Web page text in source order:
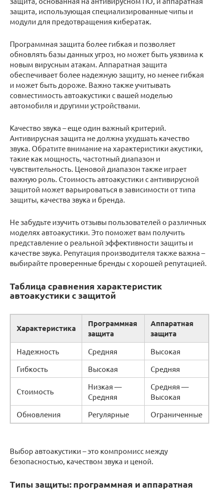
защита, использующая специализированные чипы и
модули для предотвращения кибератак.
Программная защита более гибкая и позволяет
обновлять базы данных угроз, но может быть уязвима к
новым вирусным атакам. Аппаратная защита
обеспечивает более надежную защиту, но менее гибкая
и может быть дороже. Важно также учитывать
совместимость автоакустики с вашей моделью
автомобиля и другими устройствами.
Качество звука – еще один важный критерий.
Антивирусная защита не должна ухудшать качество
звука. Обратите внимание на характеристики акустики,
такие как мощность, частотный диапазон и
чувствительность. Ценовой диапазон также играет
важную роль. Стоимость автоакустики с антивирусной
защитой может варьироваться в зависимости от типа
защиты, качества звука и бренда.
Не забудьте изучить отзывы пользователей о различных
моделях автоакустики. Это поможет вам получить
представление о реальной эффективности защиты и
качестве звука. Репутация производителя также важна –
выбирайте проверенные бренды с хорошей репутацией.
Таблица сравнения характеристик
автоакустики с защитой
Характеристика
Программная
защита
Аппаратная
защита
Надежность Средняя
Высокая
Гибкость
Высокая Средняя
Стоимость
Низкая —
Средняя
Средняя —
Высокая
Обновления
Регулярные Ограниченные
Выбор автоакустики – это компромисс между
безопасностью, качеством звука и ценой.
Типы защиты: программная и аппаратная